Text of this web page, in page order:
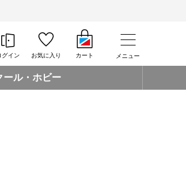
グイン お気に入り カート メニュー
ール・ホビー